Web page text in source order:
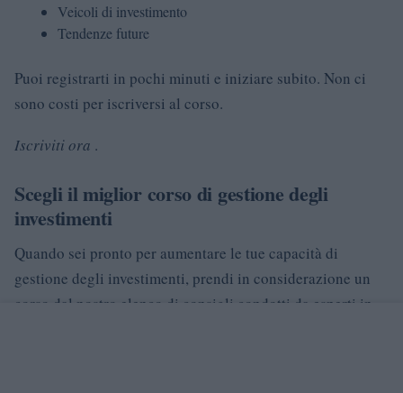
Veicoli di investimento
Tendenze future
Puoi registrarti in pochi minuti e iniziare subito. Non ci
sono costi per iscriversi al corso.
Iscriviti ora .
Scegli il miglior corso di gestione degli
investimenti
Quando sei pronto per aumentare le tue capacità di
gestione degli investimenti, prendi in considerazione un
corso dal nostro elenco di consigli condotti da esperti in